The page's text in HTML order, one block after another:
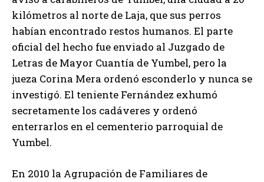
kilómetros al norte de Laja, que sus perros
habían encontrado restos humanos. El parte
oficial del hecho fue enviado al Juzgado de
Letras de Mayor Cuantía de Yumbel, pero la
jueza Corina Mera ordenó esconderlo y nunca se
investigó. El teniente Fernández exhumó
secretamente los cadáveres y ordenó
enterrarlos en el cementerio parroquial de
Yumbel.
En 2010 la Agrupación de Familiares de